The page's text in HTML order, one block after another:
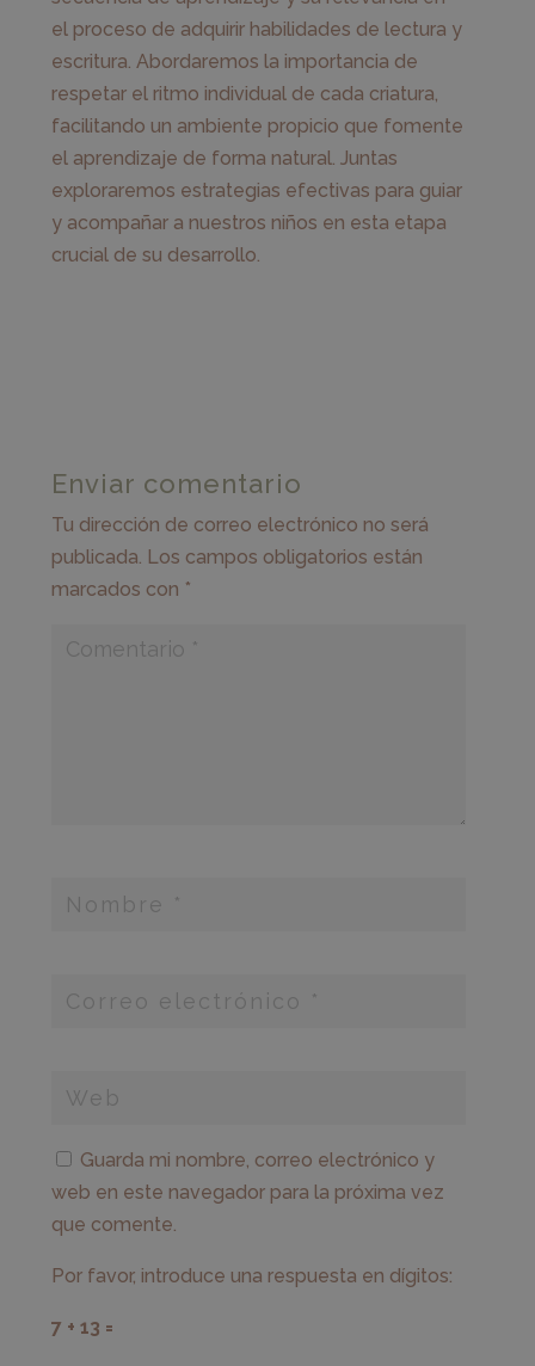
el proceso de adquirir habilidades de lectura y
escritura. Abordaremos la importancia de
respetar el ritmo individual de cada criatura,
facilitando un ambiente propicio que fomente
el aprendizaje de forma natural. Juntas
exploraremos estrategias efectivas para guiar
y acompañar a nuestros niños en esta etapa
crucial de su desarrollo.
Enviar comentario
Tu dirección de correo electrónico no será
publicada. Los campos obligatorios están
marcados con *
Guarda mi nombre, correo electrónico y
web en este navegador para la próxima vez
que comente.
Por favor, introduce una respuesta en dígitos:
7 + 13 =